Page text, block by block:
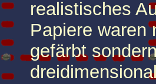
realistisches
Papiere waren
gefärbt